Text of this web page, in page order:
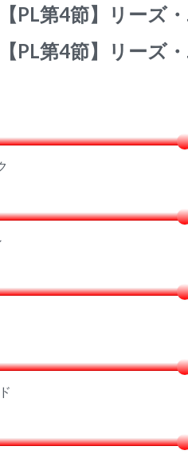
【PL第4節】リーズ
【PL第4節】リーズ